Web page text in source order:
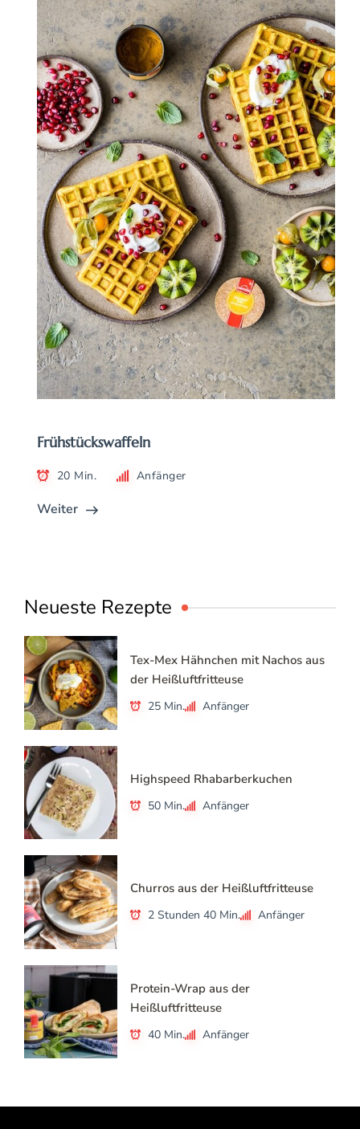
Frühstückswaffeln
20 Min. Anfänger
Weiter
Neueste Rezepte
Tex-Mex Hähnchen mit Nachos aus
der Heißluftfritteuse
25 Min. Anfänger
Highspeed Rhabarberkuchen
50 Min. Anfänger
Churros aus der Heißluftfritteuse
2 Stunden 40 Min. Anfänger
Protein-Wrap aus der
Heißluftfritteuse
40 Min. Anfänger